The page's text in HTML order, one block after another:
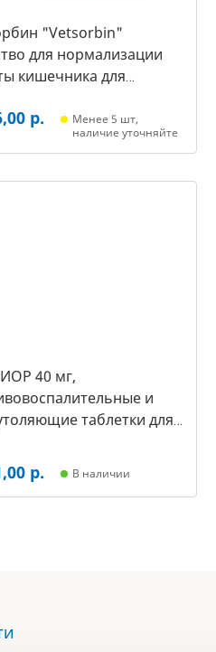
"Vetsorbin"
для нормализации
кишечника для
р.
Менее 5 шт,
наличие уточняйте
40 мг,
и
таблетки для
5503)
р. В наличии